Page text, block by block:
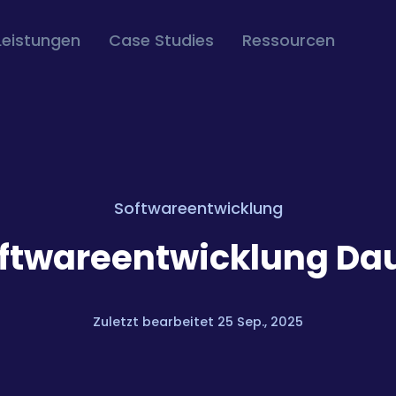
Case Studies Ressourcen
Softwareentwicklung
Zuletzt bearbeitet 25 Sep., 2025